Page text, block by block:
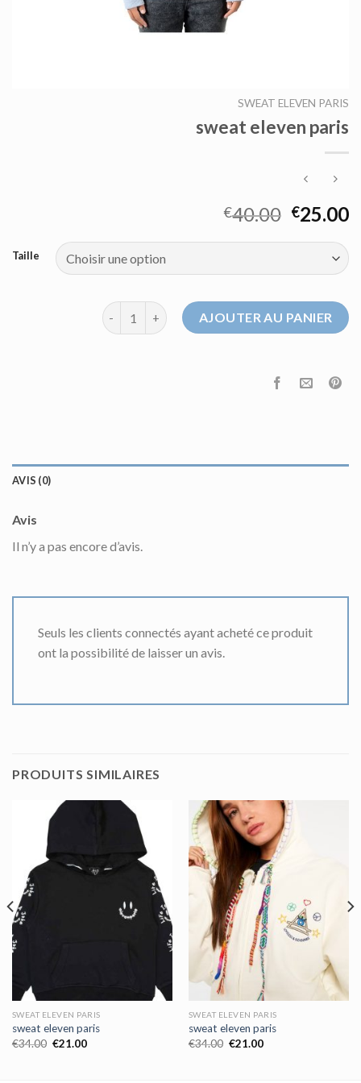
SWEAT ELEVEN PARIS
sweat eleven paris
€40.00 €25.00
Taille
quantité de sweat eleven paris
AJOUTER AU PANIER
AVIS (0)
Avis
Il n’y a pas encore d’avis.
Seuls les clients connectés ayant acheté ce produit
ont la possibilité de laisser un avis.
PRODUITS SIMILAIRES
SWEAT ELEVEN PARIS
sweat eleven paris
€34.00 €21.00
SWEAT ELEVEN PARIS
sweat eleven paris
€34.00 €21.00